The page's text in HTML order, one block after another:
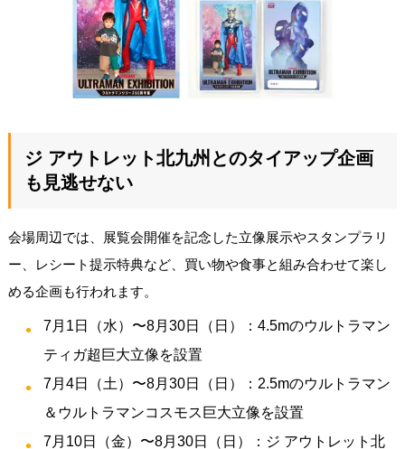
ジ アウトレット北九州とのタイアップ企画
も見逃せない
会場周辺では、展覧会開催を記念した立像展示やスタンプラリ
ー、レシート提示特典など、買い物や食事と組み合わせて楽し
める企画も行われます。
7月1日（水）〜8月30日（日）：4.5mのウルトラマン
ティガ超巨大立像を設置
7月4日（土）〜8月30日（日）：2.5mのウルトラマン
＆ウルトラマンコスモス巨大立像を設置
7月10日（金）〜8月30日（日）：ジ アウトレット北